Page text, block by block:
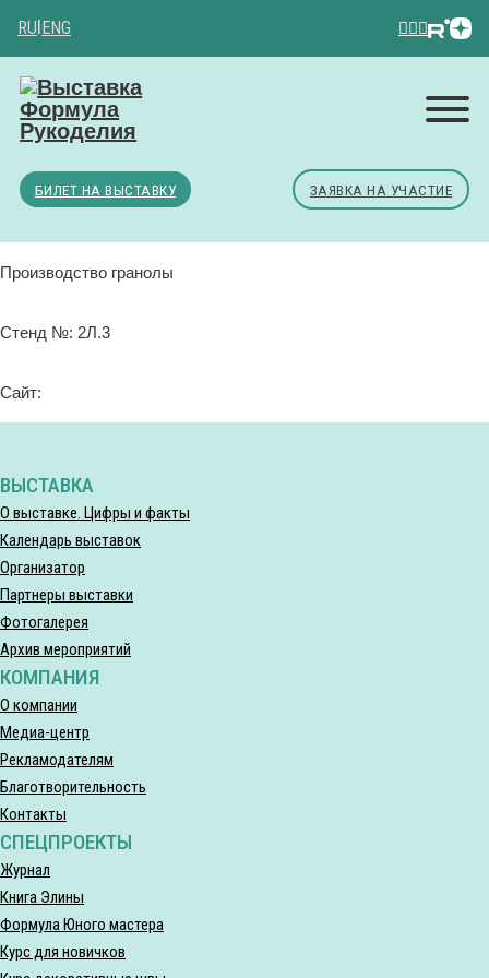
RU ENG
БИЛЕТ НА ВЫСТАВКУ ЗАЯВКА НА УЧАСТИЕ
Производство гранолы
Стенд №: 2Л.3
Сайт:
ВЫСТАВКА
О выставке. Цифры и факты
Календарь выставок
Организатор
Партнеры выставки
Фотогалерея
Архив мероприятий
КОМПАНИЯ
О компании
Медиа-центр
Рекламодателям
Благотворительность
Контакты
СПЕЦПРОЕКТЫ
Журнал
Книга Элины
Формула Юного мастера
Курс для новичков